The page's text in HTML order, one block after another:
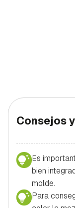
Consejos
Es
bien
molde.
Para